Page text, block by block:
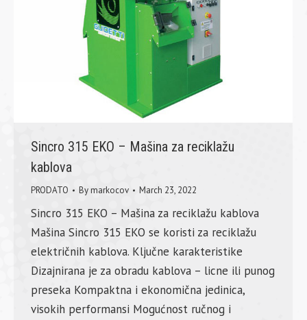
Sincro 315 EKO – Mašina za reciklažu
kablova
PRODATO Bymarkocov March 23, 2022
Sincro 315 EKO – Mašina za reciklažu kablova
Mašina Sincro 315 EKO se koristi za reciklažu
električnih kablova. Ključne karakteristike
Dizajnirana je za obradu kablova – licne ili punog
preseka Kompaktna i ekonomična jedinica,
visokih performansi Mogućnost ručnog i